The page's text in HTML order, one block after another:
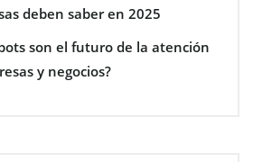
deben saber en 2025
son el futuro de la atención
y negocios?